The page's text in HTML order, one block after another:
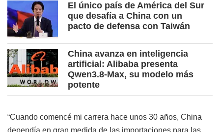
El único país de América del Sur
que desafía a China con un
pacto de defensa con Taiwán
China avanza en inteligencia
artificial: Alibaba presenta
Qwen3.8-Max, su modelo más
potente
“Cuando comencé mi carrera hace unos 30 años, China